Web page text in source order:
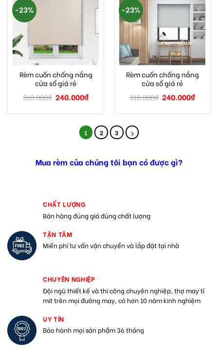
-23%
Rèm cuốn chống nắng
cửa sổ giá rẻ
310.000₫ 240.000₫
-23%
Rèm cuốn chống nắng
cửa sổ giá rẻ
310.000₫ 240.000₫
1 2 3
Mua rèm của chúng tôi bạn có được gì?
CHẤT LƯỢNG
Bán hàng đúng giá đúng chất lượng
TẬN TÂM
Miến phí tư vấn vận chuyển và lắp đặt tại nhà
CHUYÊN NGHIỆP
Đội ngũ thiết kế và thi công chuyên nghiệp, thợ may tỉ
mit trên mọi đường may, có hơn 10 năm kinh nghiệm
UY TÍN
Bảo hành mọi sản phầm 36 tháng